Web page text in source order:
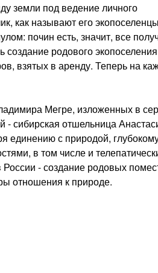
земли под ведение личного
как называют его
почин есть, значит, все
создание родового экопоселения
взятых в аренду. Теперь на
Мегре, изложенных в
сибирская отшельница
единению с природой,
в том числе и
- создание родовых
отношения к природе.